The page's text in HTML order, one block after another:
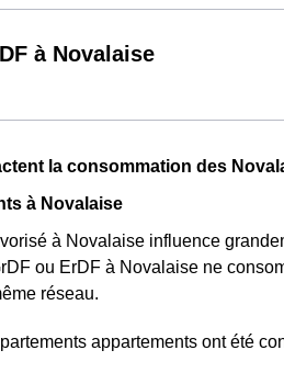
à Novalaise
la consommation des
à Novalaise
à Novalaise influence
ou ErDF à Novalaise ne
réseau.
appartements ont été